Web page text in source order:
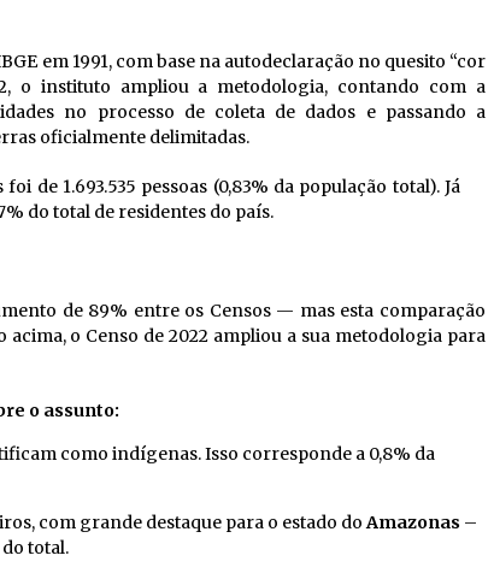
em 1991, com base na autodeclaração no quesito “cor
o instituto ampliou a metodologia, contando com a
no processo de coleta de dados e passando a
oficialmente delimitadas.
de 1.693.535 pessoas (0,83% da população total). Já
do total de residentes do país.
de 89% entre os Censos — mas esta comparação
o Censo de 2022 ampliou a sua metodologia para
o assunto:
como indígenas. Isso corresponde a 0,8% da
com grande destaque para o estado doAmazonas –
total.